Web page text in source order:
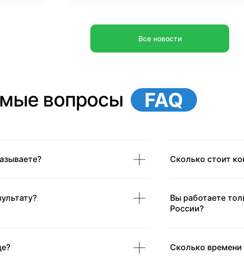
Все новости
вопросы FAQ
Сколько стоит
Вы работаете
России?
Сколько времени